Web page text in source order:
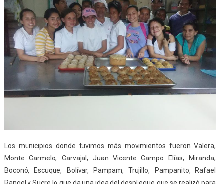
Los municipios donde tuvimos más movimientos fueron Valera,
Monte Carmelo, Carvajal, Juan Vicente Campo Elías, Miranda,
Boconó, Escuque, Bolívar, Pampam, Trujillo, Pampanito, Rafael